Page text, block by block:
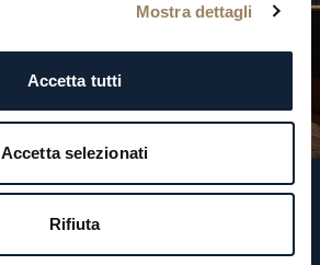
Mostra dettagli
Accetta tutti
Accetta selezionati
Rifiuta